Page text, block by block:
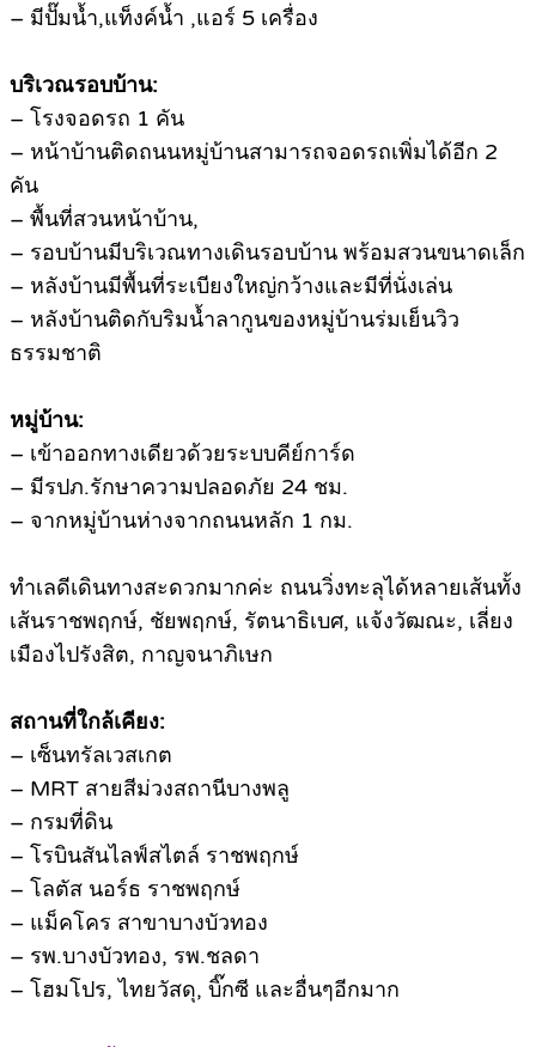
– มีปั๊มน้ำ,แท็งค์น้ำ ,แอร์ 5 เครื่อง
บริเวณรอบบ้าน:
– โรงจอดรถ 1 คัน
– หน้าบ้านติดถนนหมู่บ้านสามารถจอดรถเพิ่มได้อีก 2
คัน
– พื้นที่สวนหน้าบ้าน,
– รอบบ้านมีบริเวณทางเดินรอบบ้าน พร้อมสวนขนาดเล็ก
– หลังบ้านมีพื้นที่ระเบียงใหญ่กว้างและมีที่นั่งเล่น
– หลังบ้านติดกับริมน้ำลากูนของหมู่บ้านร่มเย็นวิว
ธรรมชาติ
หมู่บ้าน:
– เข้าออกทางเดียวด้วยระบบคีย์การ์ด
– มีรปภ.รักษาความปลอดภัย 24 ชม.
– จากหมู่บ้านห่างจากถนนหลัก 1 กม.
ทำเลดีเดินทางสะดวกมากค่ะ ถนนวิ่งทะลุได้หลายเส้นทั้ง
เส้นราชพฤกษ์, ชัยพฤกษ์, รัตนาธิเบศ, แจ้งวัฒณะ, เลี่ยง
เมืองไปรังสิต, กาญจนาภิเษก
สถานที่ใกล้เคียง:
– เซ็นทรัลเวสเกต
– MRT สายสีม่วงสถานีบางพลู
– กรมที่ดิน
– โรบินสันไลฟ์สไตล์ ราชพฤกษ์
– โลตัส นอร์ธ ราชพฤกษ์
– แม็คโคร สาขาบางบัวทอง
– รพ.บางบัวทอง, รพ.ชลดา
– โฮมโปร, ไทยวัสดุ, บิ๊กซี และอื่นๆอีกมาก